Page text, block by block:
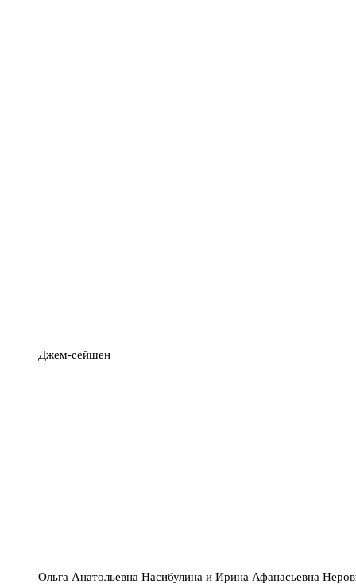
Джем-сейшен
Ольга Анатольевна Насибулина и Ирина Афанасьевна